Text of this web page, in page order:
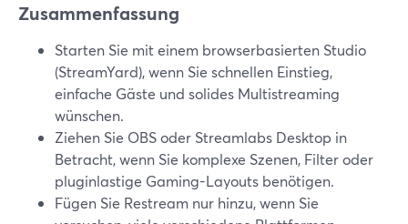
Zusammenfassung
Starten Sie mit einem browserbasierten Studio
(StreamYard), wenn Sie schnellen Einstieg,
einfache Gäste und solides Multistreaming
wünschen.
Ziehen Sie OBS oder Streamlabs Desktop in
Betracht, wenn Sie komplexe Szenen, Filter oder
pluginlastige Gaming-Layouts benötigen.
Fügen Sie Restream nur hinzu, wenn Sie